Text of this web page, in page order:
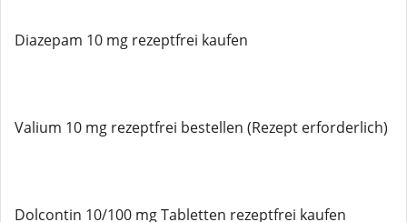
Diazepam 10 mg rezeptfrei kaufen
Valium 10 mg rezeptfrei bestellen (Rezept erforderlich)
Dolcontin 10/100 mg Tabletten rezeptfrei kaufen